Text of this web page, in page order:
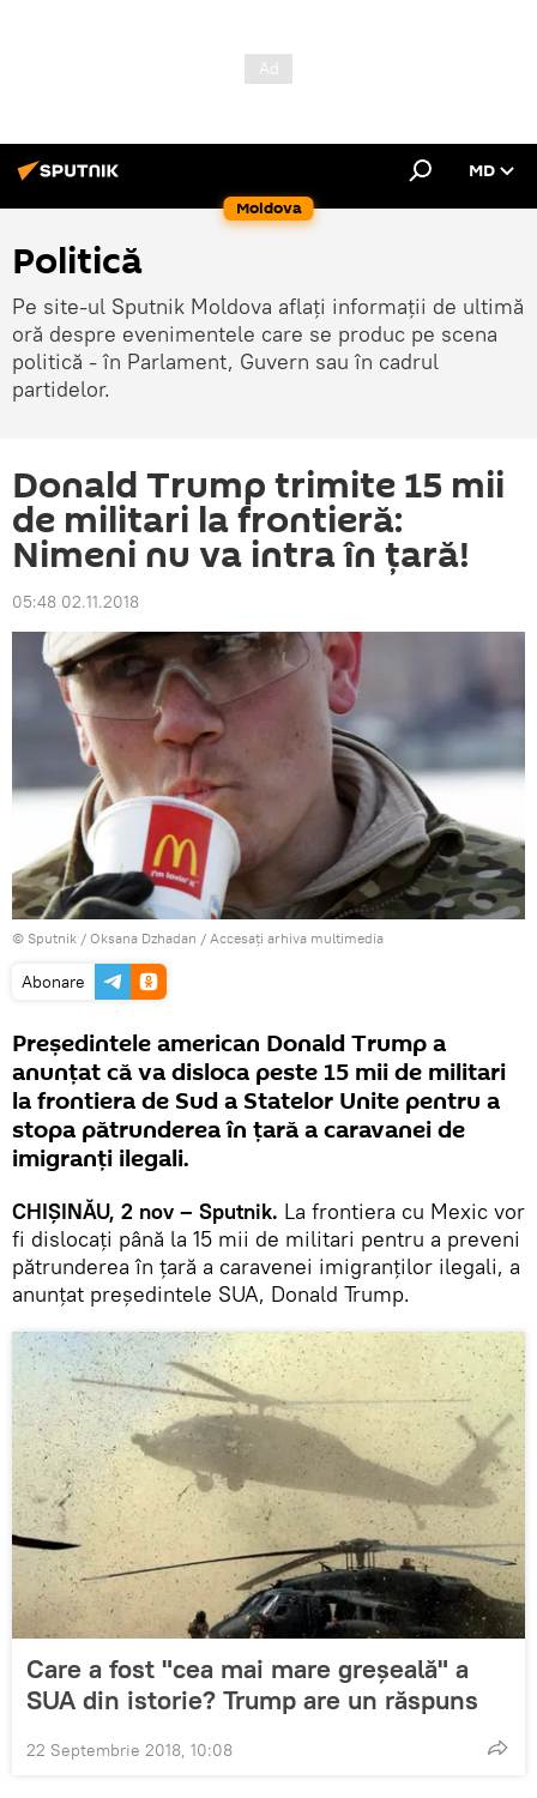
Moldova
MD
Politică
Pe site-ul Sputnik Moldova aflați informații de ultimă
oră despre evenimentele care se produc pe scena
politică - în Parlament, Guvern sau în cadrul
partidelor.
Donald Trump trimite 15 mii
de militari la frontieră:
Nimeni nu va intra în țară!
05:48 02.11.2018
© Sputnik / Oksana Dzhadan / Accesați arhiva multimedia
Abonare
Președintele american Donald Trump a
anunțat că va disloca peste 15 mii de militari
la frontiera de Sud a Statelor Unite pentru a
stopa pătrunderea în țară a caravanei de
imigranți ilegali.
CHIȘINĂU, 2 nov – Sputnik. La frontiera cu Mexic vor
fi dislocați până la 15 mii de militari pentru a preveni
pătrunderea în țară a caravenei imigranților ilegali, a
anunțat președintele SUA, Donald Trump.
Care a fost "cea mai mare greșeală" a
SUA din istorie? Trump are un răspuns
22 Septembrie 2018, 10:08